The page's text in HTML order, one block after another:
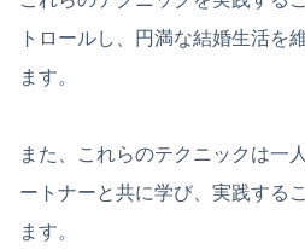
トロールし、円満な結婚生活を
ます。
また、これらのテクニックは一
ートナーと共に学び、実践する
ます。